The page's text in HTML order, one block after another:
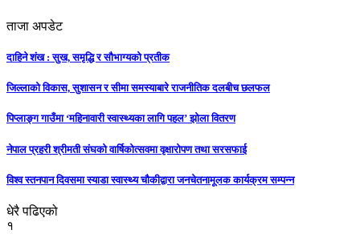
ताजा अपडेट
दाहिने शंख : सुख, समृद्धि र सौभाग्यको प्रतीक
जिल्लाको विकास, सुशासन र सीमा समस्याबारे राजनीतिक दलबीच छलफल
पिप्लाङ्ग गाउँमा ‘महिनावारी स्वास्थ्यका लागि पहल’ झोला वितरण
नेपाल प्रहरी श्रीमती संघको वार्षिकोत्सवमा वृक्षारोपण तथा सरसफाई
विश्व स्तनपान दिवसमा स्याडा स्वास्थ्य चौकीद्वारा जनचेतनामूलक कार्यक्रम सम्पन्न
धेरै पढिएको
१